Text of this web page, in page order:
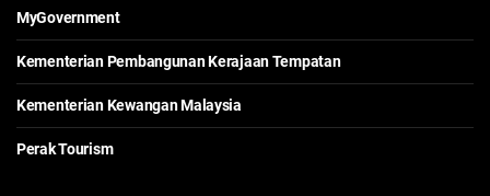
MyGovernment
Kementerian Pembangunan Kerajaan Tempatan
Kementerian Kewangan Malaysia
Perak Tourism